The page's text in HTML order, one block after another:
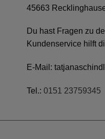
45663
Du hast Fragen zu
Kundenservice hilft
E-Mail:
Tel.: 0151 23759345